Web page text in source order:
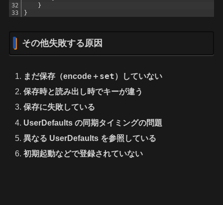
32
33
}
}
その他失敗する原因
まだ保存（encode＋ set）していない
保存時と読み出し時でキーが違う
保存に失敗している
UserDefaults の同期タイミングの問題
異なる UserDefaults を参照している
初期起動などで登録されていない